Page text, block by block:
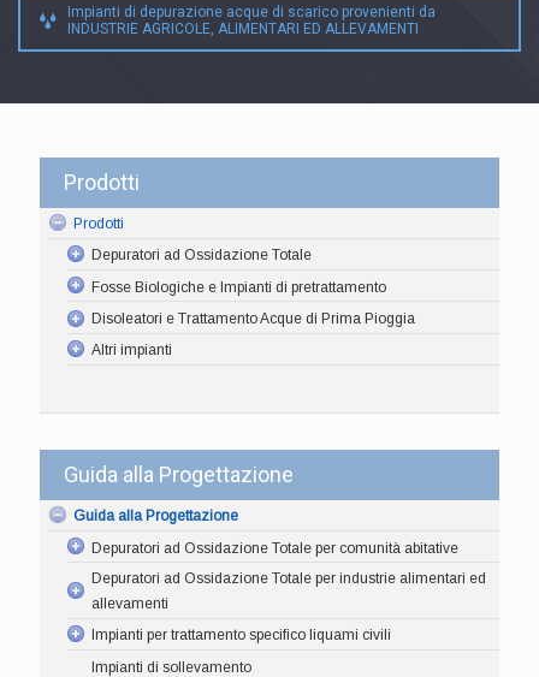
Impianti di depurazione acque di scarico provenienti da
INDUSTRIE AGRICOLE, ALIMENTARI ED ALLEVAMENTI
Prodotti
Prodotti
Depuratori ad Ossidazione Totale
Fosse Biologiche e Impianti di pretrattamento
Disoleatori e Trattamento Acque di Prima Pioggia
Altri impianti
Guida alla Progettazione
Guida alla Progettazione
Depuratori ad Ossidazione Totale per comunità abitative
Depuratori ad Ossidazione Totale per industrie alimentari ed
allevamenti
Impianti per trattamento specifico liquami civili
Impianti di sollevamento